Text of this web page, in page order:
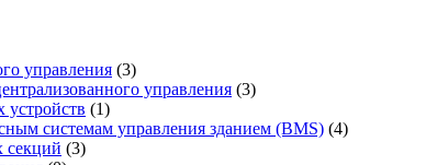
управления (3)
управления (3)
(1)
системам управления зданием (BMS) (4)
секций (3)